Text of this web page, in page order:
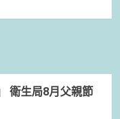
衛生局8月父親節